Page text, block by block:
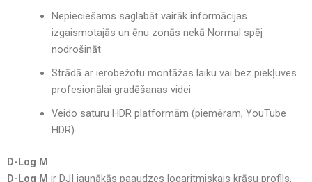
Nepieciešams saglabāt vairāk informācijas
izgaismotajās un ēnu zonās nekā Normal spēj
nodrošināt
Strādā ar ierobežotu montāžas laiku vai bez piekļuves
profesionālai gradēšanas videi
Veido saturu HDR platformām (piemēram, YouTube
HDR)
D-Log M
D-Log M ir DJI jaunākās paaudzes logaritmiskais krāsu profils,